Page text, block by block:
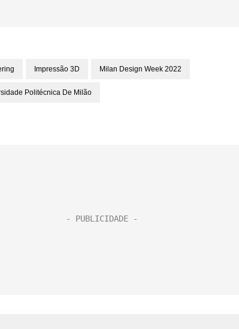
Impressão 3D Milan Design Week 2022
Politécnica De Milão